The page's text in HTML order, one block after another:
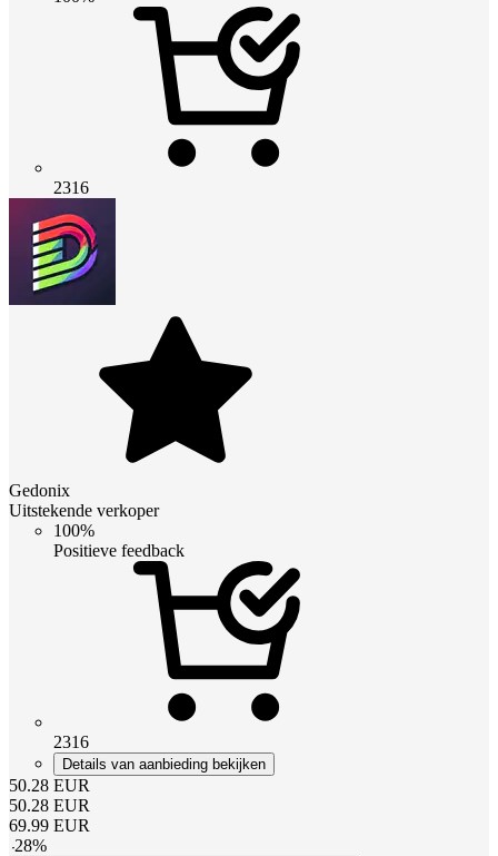
2316
Gedonix
Uitstekende verkoper
100%
Positieve feedback
2316
Details van aanbieding bekijken
50.28 EUR
50.28 EUR
69.99 EUR
-28%